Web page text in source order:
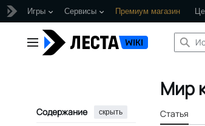
Игры Сервисы Премиум магазин
содержанию
Главное меню
Содержание скрыть
Мир
Статья